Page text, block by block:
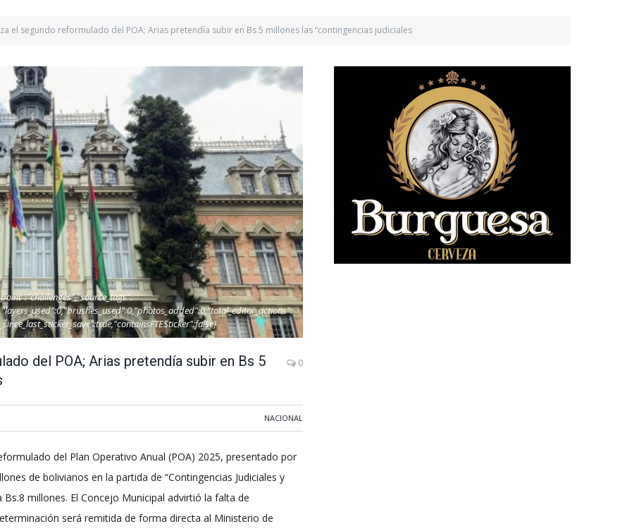
el segundo reformulado del POA; Arias pretendía subir en Bs 5 millones las “contingencias judiciales
del POA; Arias pretendía subir en Bs 5
0
NACIONAL
del Plan Operativo Anual (POA) 2025, presentado por
de bolivianos en la partida de “Contingencias Judiciales y
millones. El Concejo Municipal advirtió la falta de
será remitida de forma directa al Ministerio de